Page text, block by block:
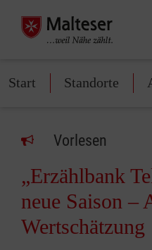
Start Standorte
Vorlesen
„Erzählbank
neue Saison –
Wertschätzung